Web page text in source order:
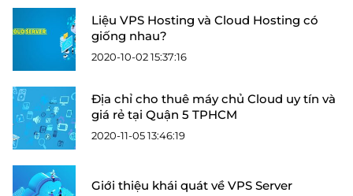
Liệu VPS Hosting và Cloud Hosting có
giống nhau?
2020-10-02 15:37:16
Địa chỉ cho thuê máy chủ Cloud uy tín và
giá rẻ tại Quận 5 TPHCM
2020-11-05 13:46:19
Giới thiệu khái quát về VPS Server